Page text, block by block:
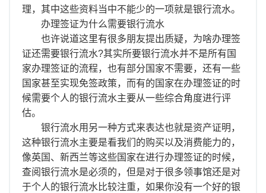
理，其中这些资料当中不能少的一项就是银行流水。
办理签证为什么需要银行流水
也许说道这里有很多朋友提出质疑，为啥办理签
证还需要银行流水?其实所要银行流水并不是所有国
家办理签证的流程，也有部分国家不需要，还有一些
国家甚至实现免签政策，而有的国家在办理签证的时
候需要个人的银行流水主要从一些综合角度进行评
估。
银行流水用另一种方式来表达也就是资产证明，
这种银行流水主要是看我们的购买以及消费能力的，
像英国、新西兰等这些国家在进行办理签证的时候，
查阅银行流水是必须的，但是对于很多领事馆还是对
于个人的银行流水比较注重，如果你没有一个好的银